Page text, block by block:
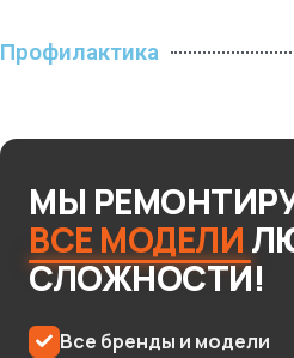
Профилактика
МЫ
ВСЕ МОДЕЛИ
СЛОЖНОСТИ!
Все бренды и модели